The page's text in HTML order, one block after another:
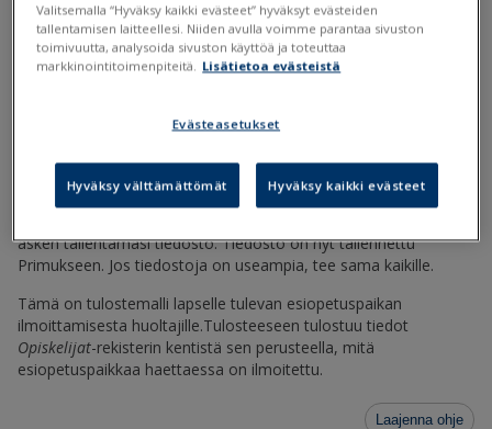
Tiedostot
Tallenna Tiedostot-otsikon alla oleva tulostetiedosto
tietokoneellesi. Avaa sitten
Opiskelijat
-rekisterissä
äsken tallentamasi tiedosto. Tiedosto on nyt tallennettu
Primukseen. Jos tiedostoja on useampia, tee sama kaikille.
Tämä on tulostemalli lapselle tulevan esiopetuspaikan
ilmoittamisesta huoltajille.Tulosteeseen tulostuu tiedot
Opiskelijat-rekisterin kentistä sen perusteella, mitä
esiopetuspaikkaa haettaessa on ilmoitettu.
Laajenna ohje
Valitsemalla “Hyväksy kaikki evästeet” hyväksyt evästeiden
tallentamisen laitteellesi. Niiden avulla voimme parantaa sivuston
toimivuutta, analysoida sivuston käyttöä ja toteuttaa
markkinointitoimenpiteitä. Lisätietoa evästeistä
Evästeasetukset
Hyväksy välttämättömät Hyväksy kaikki evästeet